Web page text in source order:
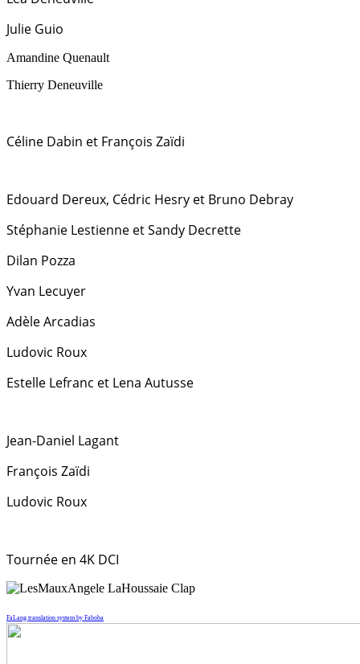
Julie Guio
Amandine Quenault
Thierry Deneuville
Céline Dabin et François Zaïdi
Edouard Dereux, Cédric Hesry et Bruno Debray
Stéphanie Lestienne et Sandy Decrette
Dilan Pozza
Yvan Lecuyer
Adèle Arcadias
Ludovic Roux
Estelle Lefranc et Lena Autusse
Jean-Daniel Lagant
François Zaïdi
Ludovic Roux
Tournée en 4K DCI
FaLang translation system by Faboba